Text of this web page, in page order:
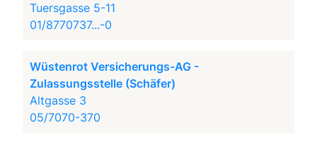
Tuersgasse 5-11
01/8770737...-0
Wüstenrot Versicherungs-AG -
Zulassungsstelle (Schäfer)
Altgasse 3
05/7070-370